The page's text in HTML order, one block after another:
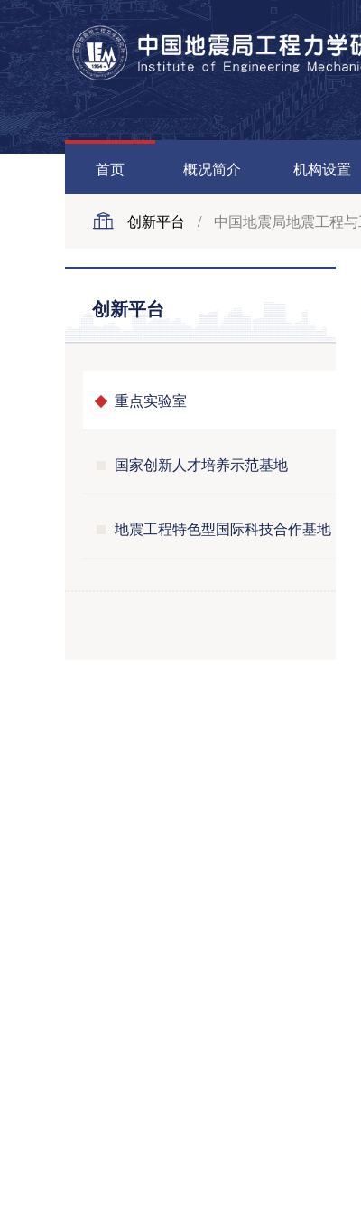
首页 概况简介 机构设置
创新平台 / 中国地震局地震工程
创新平台
重点实验室
国家创新人才培养示范基地
地震工程特色型国际科技合作基地